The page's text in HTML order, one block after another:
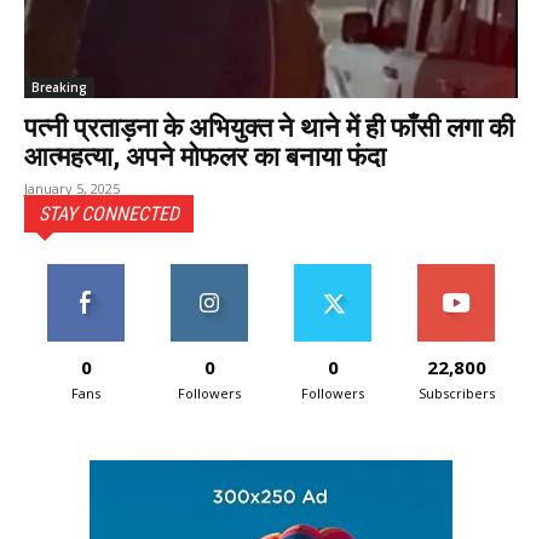
Breaking
पत्नी प्रताड़ना के अभियुक्त ने थाने में ही फाँसी लगा की
आत्महत्या, अपने मोफलर का बनाया फंदा
January 5, 2025
STAY CONNECTED
0
Fans
0
Followers
0
Followers
22,800
Subscribers